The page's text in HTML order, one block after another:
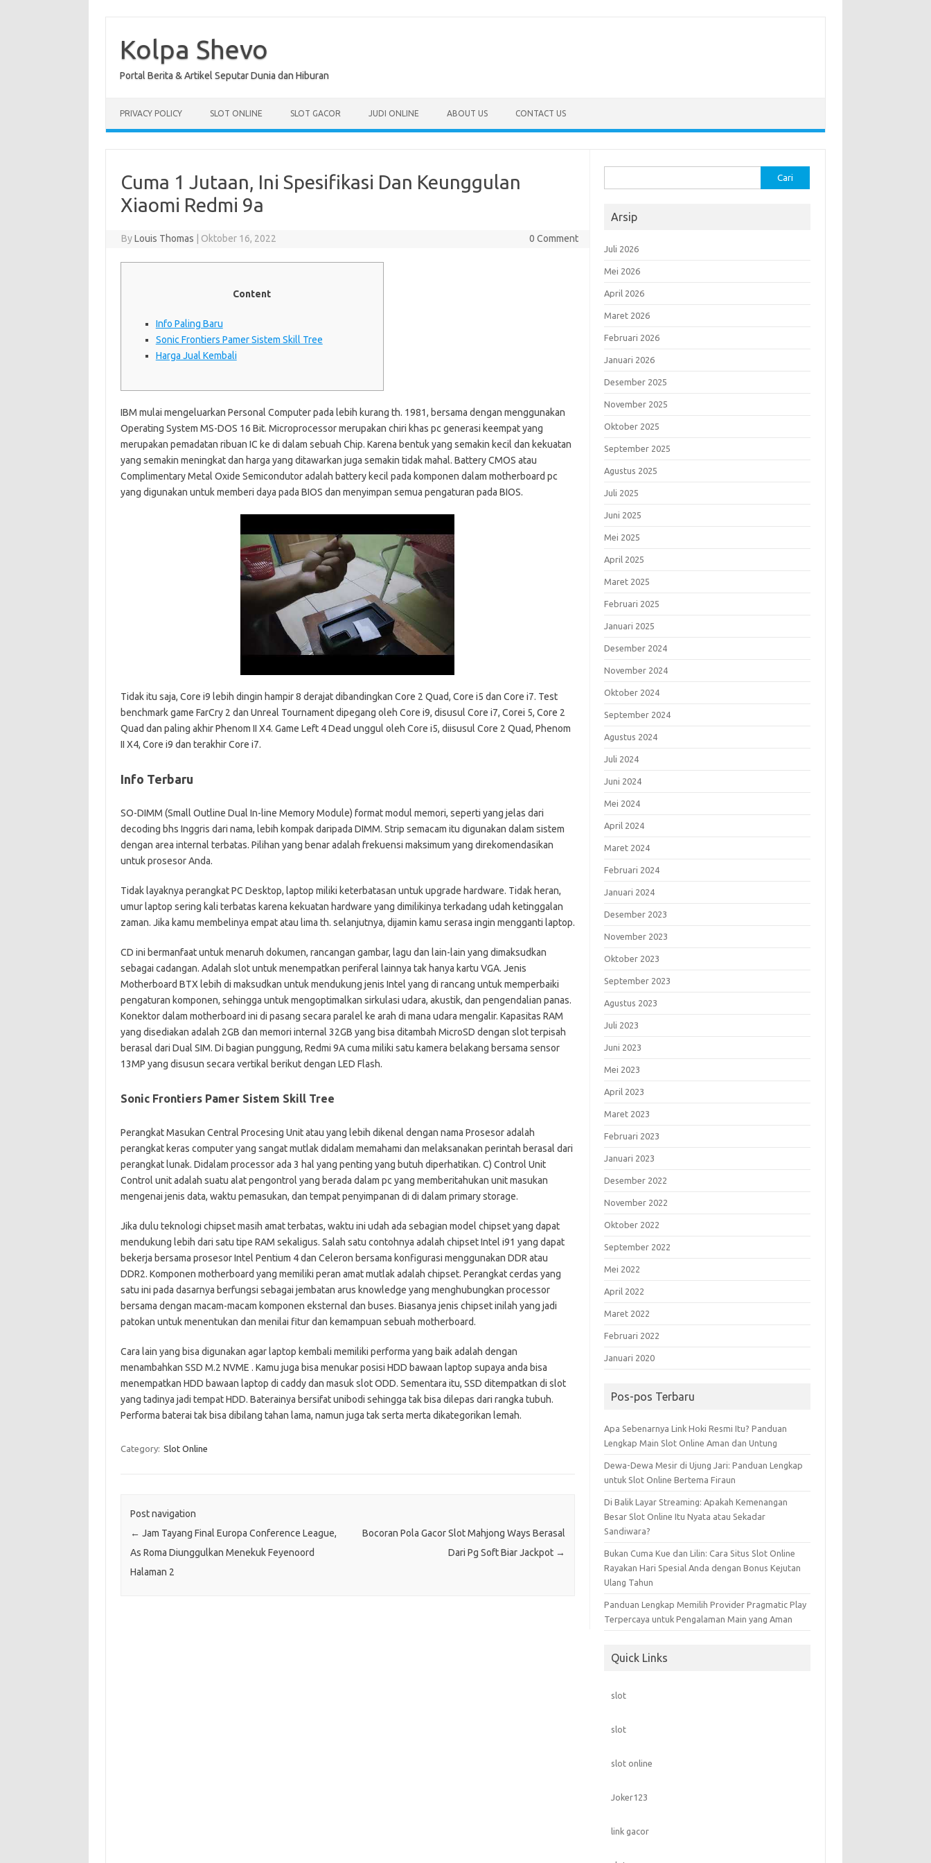
content
Kolpa Shevo
Portal Berita & Artikel Seputar Dunia dan Hiburan
PRIVACY POLICY SLOT ONLINE SLOT GACOR JUDI ONLINE ABOUT US CONTACT US
Cuma 1 Jutaan, Ini Spesifikasi Dan Keunggulan
Xiaomi Redmi 9a
ByLouis Thomas Oktober 16, 2022 0 Comment
Content
Info Paling Baru
Sonic Frontiers Pamer Sistem Skill Tree
Harga Jual Kembali
IBM mulai mengeluarkan Personal Computer pada lebih kurang th. 1981, bersama dengan menggunakan
Operating System MS-DOS 16 Bit. Microprocessor merupakan chiri khas pc generasi keempat yang
merupakan pemadatan ribuan IC ke di dalam sebuah Chip. Karena bentuk yang semakin kecil dan kekuatan
yang semakin meningkat dan harga yang ditawarkan juga semakin tidak mahal. Battery CMOS atau
Complimentary Metal Oxide Semicondutor adalah battery kecil pada komponen dalam motherboard pc
yang digunakan untuk memberi daya pada BIOS dan menyimpan semua pengaturan pada BIOS.
Tidak itu saja, Core i9 lebih dingin hampir 8 derajat dibandingkan Core 2 Quad, Core i5 dan Core i7. Test
benchmark game FarCry 2 dan Unreal Tournament dipegang oleh Core i9, disusul Core i7, Corei 5, Core 2
Quad dan paling akhir Phenom II X4. Game Left 4 Dead unggul oleh Core i5, diisusul Core 2 Quad, Phenom
II X4, Core i9 dan terakhir Core i7.
Info Terbaru
SO-DIMM (Small Outline Dual In-line Memory Module) format modul memori, seperti yang jelas dari
decoding bhs Inggris dari nama, lebih kompak daripada DIMM. Strip semacam itu digunakan dalam sistem
dengan area internal terbatas. Pilihan yang benar adalah frekuensi maksimum yang direkomendasikan
untuk prosesor Anda.
Tidak layaknya perangkat PC Desktop, laptop miliki keterbatasan untuk upgrade hardware. Tidak heran,
umur laptop sering kali terbatas karena kekuatan hardware yang dimilikinya terkadang udah ketinggalan
zaman. Jika kamu membelinya empat atau lima th. selanjutnya, dijamin kamu serasa ingin mengganti laptop.
CD ini bermanfaat untuk menaruh dokumen, rancangan gambar, lagu dan lain-lain yang dimaksudkan
sebagai cadangan. Adalah slot untuk menempatkan periferal lainnya tak hanya kartu VGA. Jenis
Motherboard BTX lebih di maksudkan untuk mendukung jenis Intel yang di rancang untuk memperbaiki
pengaturan komponen, sehingga untuk mengoptimalkan sirkulasi udara, akustik, dan pengendalian panas.
Konektor dalam motherboard ini di pasang secara paralel ke arah di mana udara mengalir. Kapasitas RAM
yang disediakan adalah 2GB dan memori internal 32GB yang bisa ditambah MicroSD dengan slot terpisah
berasal dari Dual SIM. Di bagian punggung, Redmi 9A cuma miliki satu kamera belakang bersama sensor
13MP yang disusun secara vertikal berikut dengan LED Flash.
Sonic Frontiers Pamer Sistem Skill Tree
Perangkat Masukan Central Procesing Unit atau yang lebih dikenal dengan nama Prosesor adalah
perangkat keras computer yang sangat mutlak didalam memahami dan melaksanakan perintah berasal dari
perangkat lunak. Didalam processor ada 3 hal yang penting yang butuh diperhatikan. C) Control Unit
Control unit adalah suatu alat pengontrol yang berada dalam pc yang memberitahukan unit masukan
mengenai jenis data, waktu pemasukan, dan tempat penyimpanan di di dalam primary storage.
Jika dulu teknologi chipset masih amat terbatas, waktu ini udah ada sebagian model chipset yang dapat
mendukung lebih dari satu tipe RAM sekaligus. Salah satu contohnya adalah chipset Intel i91 yang dapat
bekerja bersama prosesor Intel Pentium 4 dan Celeron bersama konfigurasi menggunakan DDR atau
DDR2. Komponen motherboard yang memiliki peran amat mutlak adalah chipset. Perangkat cerdas yang
satu ini pada dasarnya berfungsi sebagai jembatan arus knowledge yang menghubungkan processor
bersama dengan macam-macam komponen eksternal dan buses. Biasanya jenis chipset inilah yang jadi
patokan untuk menentukan dan menilai fitur dan kemampuan sebuah motherboard.
Cara lain yang bisa digunakan agar laptop kembali memiliki performa yang baik adalah dengan
menambahkan SSD M.2 NVME . Kamu juga bisa menukar posisi HDD bawaan laptop supaya anda bisa
menempatkan HDD bawaan laptop di caddy dan masuk slot ODD. Sementara itu, SSD ditempatkan di slot
yang tadinya jadi tempat HDD. Baterainya bersifat unibodi sehingga tak bisa dilepas dari rangka tubuh.
Performa baterai tak bisa dibilang tahan lama, namun juga tak serta merta dikategorikan lemah.
Category: Slot Online
Post navigation
← Jam Tayang Final Europa Conference League,
As Roma Diunggulkan Menekuk Feyenoord
Halaman 2
Bocoran Pola Gacor Slot Mahjong Ways Berasal
Dari Pg Soft Biar Jackpot →
untuk:
Arsip
Juli 2026
Mei 2026
April 2026
Maret 2026
Februari 2026
Januari 2026
Desember 2025
November 2025
Oktober 2025
September 2025
Agustus 2025
Juli 2025
Juni 2025
Mei 2025
April 2025
Maret 2025
Februari 2025
Januari 2025
Desember 2024
November 2024
Oktober 2024
September 2024
Agustus 2024
Juli 2024
Juni 2024
Mei 2024
April 2024
Maret 2024
Februari 2024
Januari 2024
Desember 2023
November 2023
Oktober 2023
September 2023
Agustus 2023
Juli 2023
Juni 2023
Mei 2023
April 2023
Maret 2023
Februari 2023
Januari 2023
Desember 2022
November 2022
Oktober 2022
September 2022
Mei 2022
April 2022
Maret 2022
Februari 2022
Januari 2020
Pos-pos Terbaru
Apa Sebenarnya Link Hoki Resmi Itu? Panduan
Lengkap Main Slot Online Aman dan Untung
Dewa-Dewa Mesir di Ujung Jari: Panduan Lengkap
untuk Slot Online Bertema Firaun
Di Balik Layar Streaming: Apakah Kemenangan
Besar Slot Online Itu Nyata atau Sekadar
Sandiwara?
Bukan Cuma Kue dan Lilin: Cara Situs Slot Online
Rayakan Hari Spesial Anda dengan Bonus Kejutan
Ulang Tahun
Panduan Lengkap Memilih Provider Pragmatic Play
Terpercaya untuk Pengalaman Main yang Aman
Quick Links
slot
slot
slot online
Joker123
link gacor